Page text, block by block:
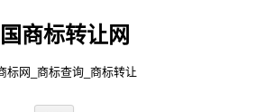
商标转让网
标网_商标查询_商标转让